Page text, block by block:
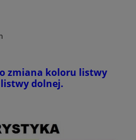
zmiana koloru listwy
dolnej.